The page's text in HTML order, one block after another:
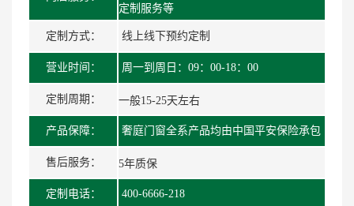
定制服务等
定制方式： 线上线下预约定制
营业时间： 周一到周日： 09：00-18：00
定制周期： 一般15-25天左右
产品保障： 奢庭门窗全系产品均由中国平安保险承包
售后服务： 5年质保
定制电话： 400-6666-218